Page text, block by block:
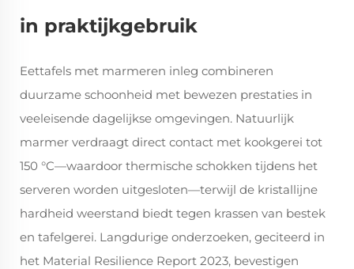
in praktijkgebruik
Eettafels met marmeren inleg combineren
duurzame schoonheid met bewezen prestaties in
veeleisende dagelijkse omgevingen. Natuurlijk
marmer verdraagt direct contact met kookgerei tot
150 °C—waardoor thermische schokken tijdens het
serveren worden uitgesloten—terwijl de kristallijne
hardheid weerstand biedt tegen krassen van bestek
en tafelgerei. Langdurige onderzoeken, geciteerd in
het Material Resilience Report 2023, bevestigen